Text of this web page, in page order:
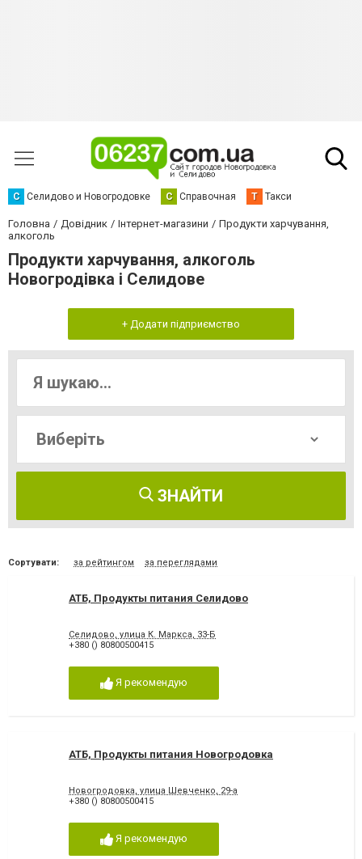
С Селидово и Новогродовке С Справочная Т Такси
Головна Довідник Інтернет-магазини
Продукти харчування,
алкоголь
Продукти харчування, алкоголь
Новогродівка і Селидове
+ Додати підприємство
ЗНАЙТИ
Сортувати: за рейтингом за переглядами
АТБ, Продукты питания Селидово
Селидово, улица К. Маркса, 33-Б
+380 () 80800500415
Я рекомендую
АТБ, Продукты питания Новогродовка
Новогродовка, улица Шевченко, 29-а
+380 () 80800500415
Я рекомендую